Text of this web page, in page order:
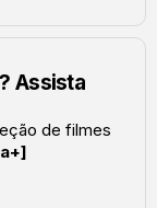
Assista
de filmes